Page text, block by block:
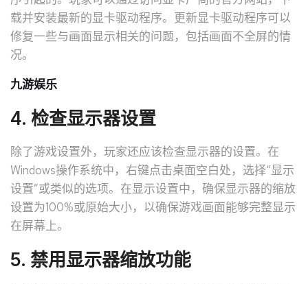
载并安装最新的显卡驱动程序。更新显卡驱动程序可以
修复一些与画面显示相关的问题，包括画面不全屏的情
况。
九游娱乐
4. 检查显示器设置
除了游戏设置外，玩家还应该检查显示器的设置。在
Windows操作系统中，右键点击桌面空白处，选择“显示
设置”或类似的选项。在显示设置中，确保显示器的缩放
设置为100%或原始大小，以确保游戏画面能够完整显示
在屏幕上。
5. 禁用显示器缩放功能